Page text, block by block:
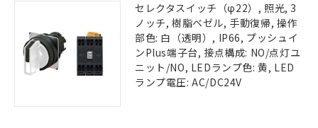
セレクタスイッチ（φ22）, 照光, 3
ノッチ, 樹脂ベゼル, 手動復帰, 操作
部色: 白（透明）, IP66, プッシュイ
ンPlus端子台, 接点構成: NO/点灯ユ
ニット/NO, LEDランプ色: 黄, LED
ランプ電圧: AC/DC24V